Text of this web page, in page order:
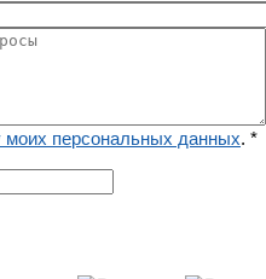
моих персональных данных. *